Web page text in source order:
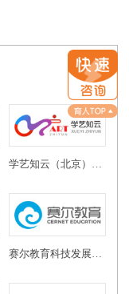
学艺知云（北京）教育科技有限公司